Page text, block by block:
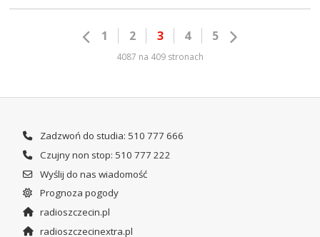
1 2 3 4 5
4087 na 409 stronach
Zadzwoń do studia: 510 777 666
Czujny non stop: 510 777 222
Wyślij do nas wiadomość
Prognoza pogody
radioszczecin.pl
radioszczecinextra.pl